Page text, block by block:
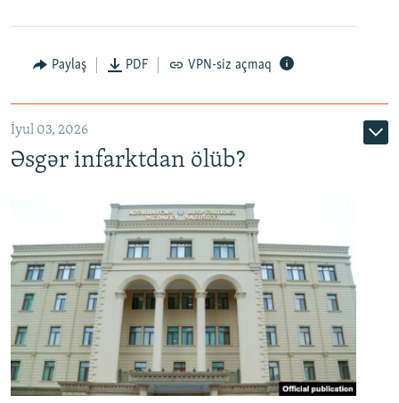
Auto 240p 360p 480p
720p 1080p
Paylaş PDF VPN-siz açmaq
İyul 03, 2026
Əsgər infarktdan ölüb?